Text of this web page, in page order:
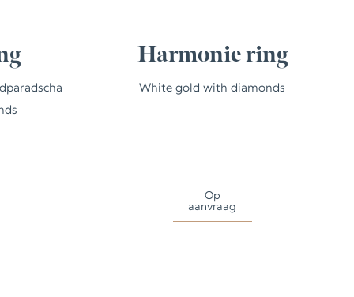
Harmonie ring
White gold with diamonds
Op
aanvraag